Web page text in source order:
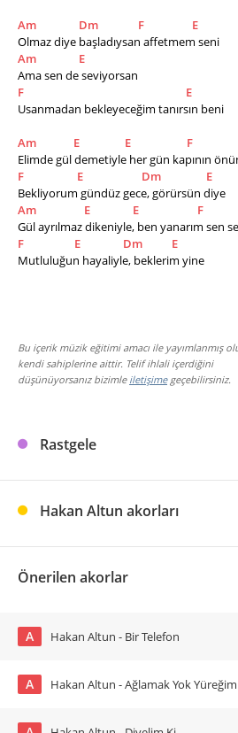
Am Dm F
E
Olmaz diye başladıysan affetmem seni
Am
E
Ama sen de seviyorsan
F
E
Usanmadan bekleyeceğim tanırsın beni
Am E E
F
Elimde gül demetiyle her gün kapının
F
E Dm
E
Bekliyorum gündüz gece, görürsün diye
Am
E E
F
Gül ayrılmaz dikeniyle, ben yanarım sen
F
E Dm
E
Mutluluğun hayaliyle, beklerim yine
Bu içerik müzik eğitimi amacı ile yayımlanmış
kendi sahiplerine aittir. Telif ihlali içerdiğini
düşünüyorsanız bizimle iletişimegeçebilirsiniz.
Rastgele
Hakan Altun akorları
Önerilen akorlar
A Hakan Altun - Bir Telefon
A Hakan Altun - Ağlamak Yok Yüreğim